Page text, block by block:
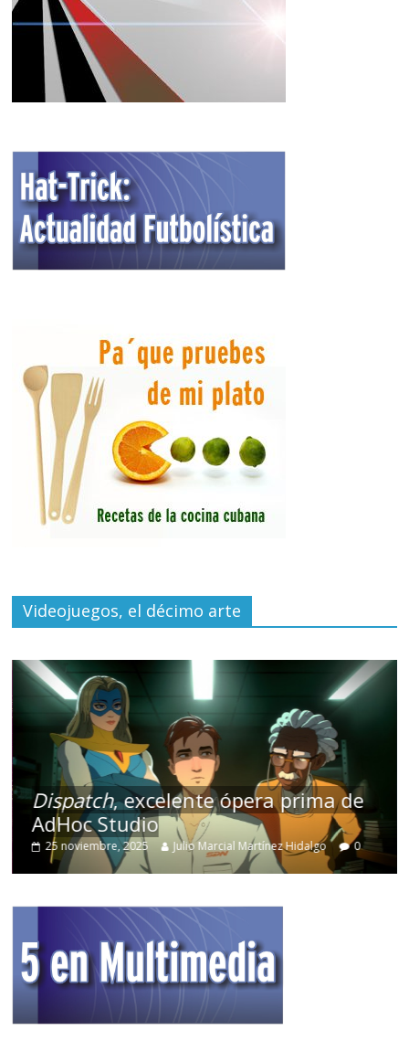
Videojuegos, el décimo arte
Dispatch, excelente ópera prima de
AdHoc Studio
25 noviembre, 2025 Julio Marcial Martínez Hidalgo 0